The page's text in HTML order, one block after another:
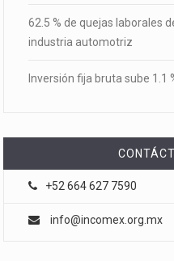
62.5 % de quejas laborales
industria automotriz
Inversión fija bruta sube 1.1
+52 664 627 7590
info@incomex.org.mx